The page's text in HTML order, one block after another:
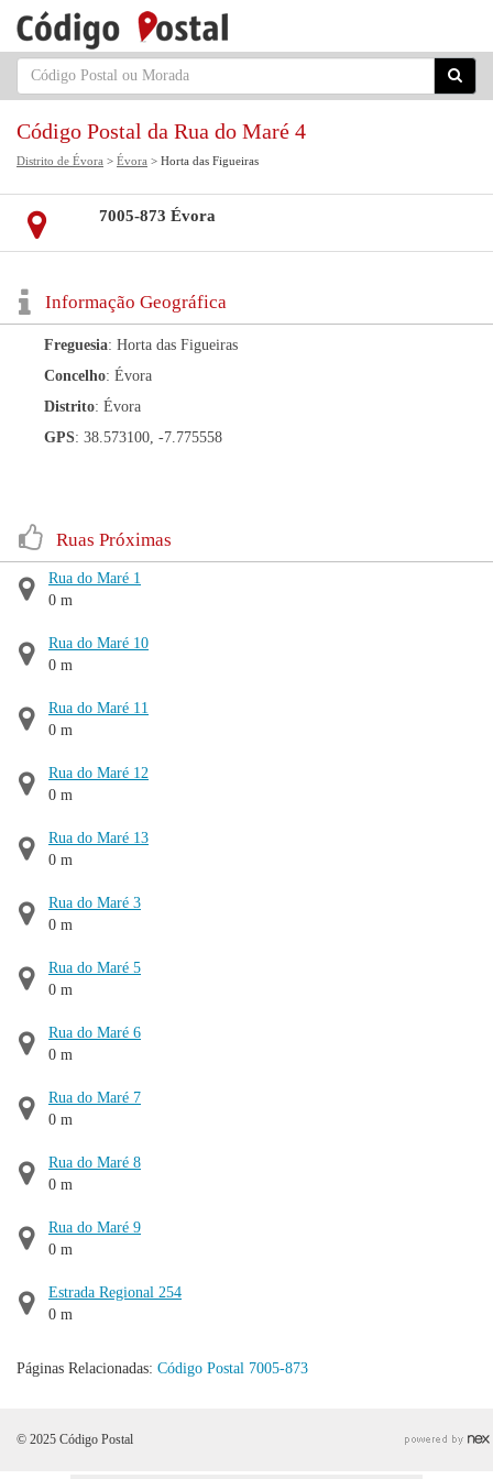
Código Postal da Rua do Maré 4
Distrito de Évora > Évora > Horta das Figueiras
7005-873 Évora
Informação Geográfica
Freguesia: Horta das Figueiras
Concelho: Évora
Distrito: Évora
GPS: 38.573100, -7.775558
Ruas Próximas
Rua do Maré 1
0 m
Rua do Maré 10
0 m
Rua do Maré 11
0 m
Rua do Maré 12
0 m
Rua do Maré 13
0 m
Rua do Maré 3
0 m
Rua do Maré 5
0 m
Rua do Maré 6
0 m
Rua do Maré 7
0 m
Rua do Maré 8
0 m
Rua do Maré 9
0 m
Estrada Regional 254
0 m
Páginas Relacionadas: Código Postal 7005-873
© 2025 Código Postal